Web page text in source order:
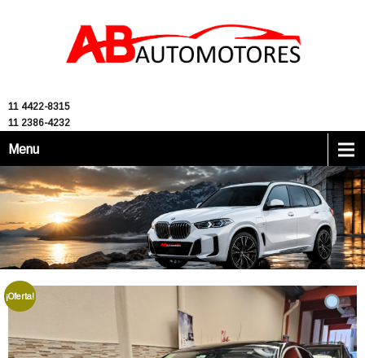
11 4422-8315
11 2386-4232
Menu
¡Oferta!